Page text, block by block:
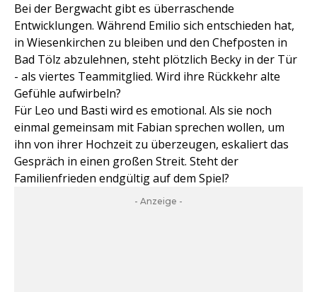
Bei der Bergwacht gibt es überraschende
Entwicklungen. Während Emilio sich entschieden hat,
in Wiesenkirchen zu bleiben und den Chefposten in
Bad Tölz abzulehnen, steht plötzlich Becky in der Tür
- als viertes Teammitglied. Wird ihre Rückkehr alte
Gefühle aufwirbeln?
Für Leo und Basti wird es emotional. Als sie noch
einmal gemeinsam mit Fabian sprechen wollen, um
ihn von ihrer Hochzeit zu überzeugen, eskaliert das
Gespräch in einen großen Streit. Steht der
Familienfrieden endgültig auf dem Spiel?
- Anzeige -